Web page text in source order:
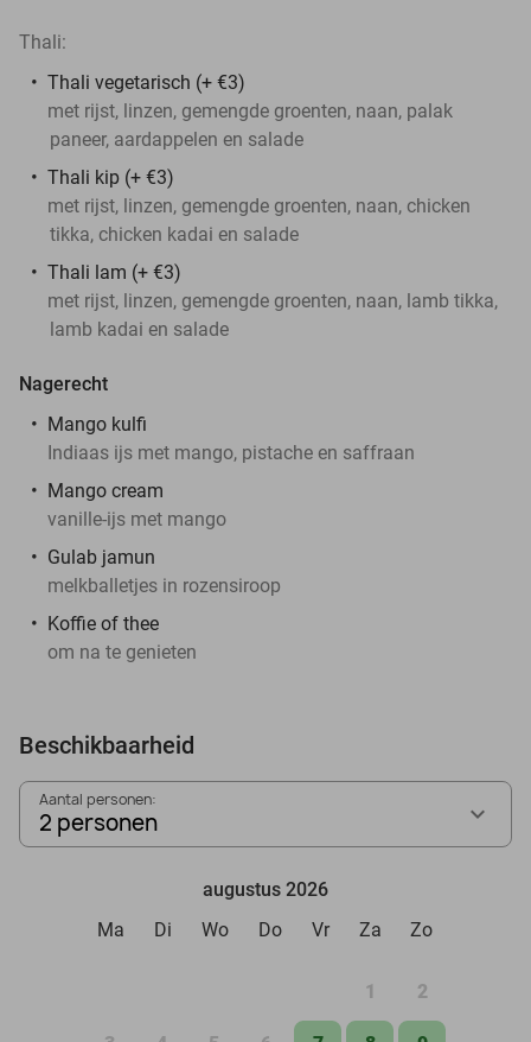
Thali:
Thali vegetarisch (+ €3)
met rijst, linzen, gemengde groenten, naan, palak
paneer, aardappelen en salade
Thali kip (+ €3)
met rijst, linzen, gemengde groenten, naan, chicken
tikka, chicken kadai en salade
Thali lam (+ €3)
met rijst, linzen, gemengde groenten, naan, lamb tikka,
lamb kadai en salade
Nagerecht
Mango kulfi
Indiaas ijs met mango, pistache en saffraan
Mango cream
vanille-ijs met mango
Gulab jamun
melkballetjes in rozensiroop
Koffie of thee
om na te genieten
Beschikbaarheid
Aantal personen:
2 personen
augustus 2026
Ma
Di Wo Do Vr Za Zo
1 2